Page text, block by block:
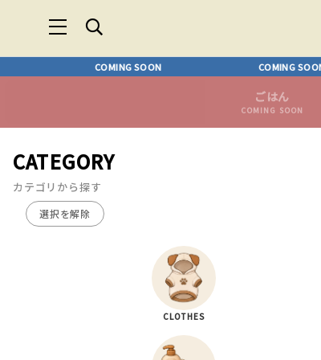
COMING SOON COMING SOON
ごはん
COMING SOON
CATEGORY
カテゴリから探す
選択を解除
CLOTHES